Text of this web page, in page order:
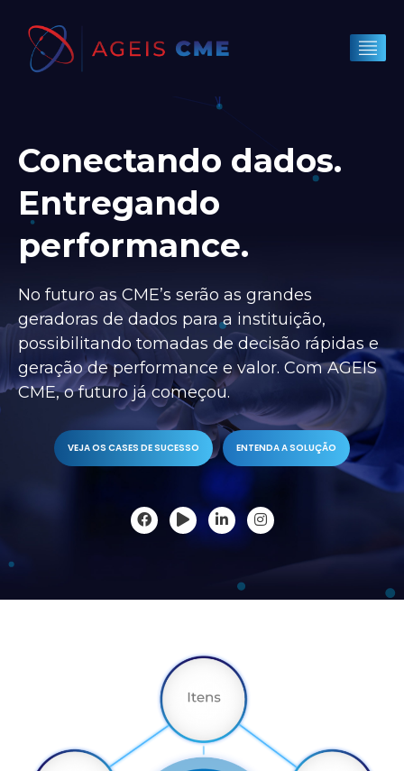
Conectando dados.
Entregando
performance.
No futuro as CME’s serão as grandes
geradoras de dados para a instituição,
possibilitando tomadas de decisão rápidas e
geração de performance e valor. Com AGEIS
CME, o futuro já começou.
VEJA OS CASES DE SUCESSO ENTENDA A SOLUÇÃO